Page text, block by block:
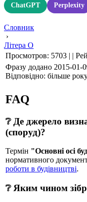
ChatGPT Perplexity
Словник
›
Літера О
Просмотров: 5703 | |
Фразу додано 2015-01-
Відповідно: більше
FAQ
❔ Де джерело
(споруд)?
Термін "Основні осі
нормативного
роботи в будівництві.
❔ Яким чином